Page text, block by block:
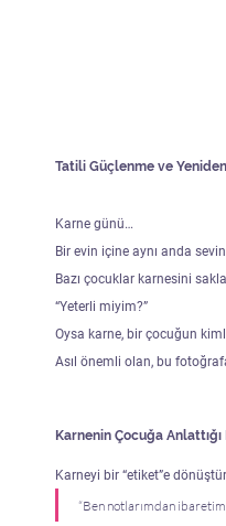
Tatili Güçlenme ve
Karne günü…
Bir evin içine aynı anda
Bazı çocuklar karnesini
“Yeterli miyim?”
Oysa karne, bir çocuğun
Asıl önemli olan, bu fotoğrafa
Karnenin Çocuğa
Karneyi bir “etiket”e
“Ben notlarımdan